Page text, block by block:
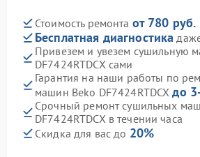
Стоимость ремонта от 780 руб.
Бесплатная диагностика
Привезем и увезем сушильную
DF7424RTDCX сами
Гарантия на наши работы по
машин Beko DF7424RTDCXдо
Срочный ремонт сушильных
DF7424RTDCX в течении часа
Скидка для вас до 20%